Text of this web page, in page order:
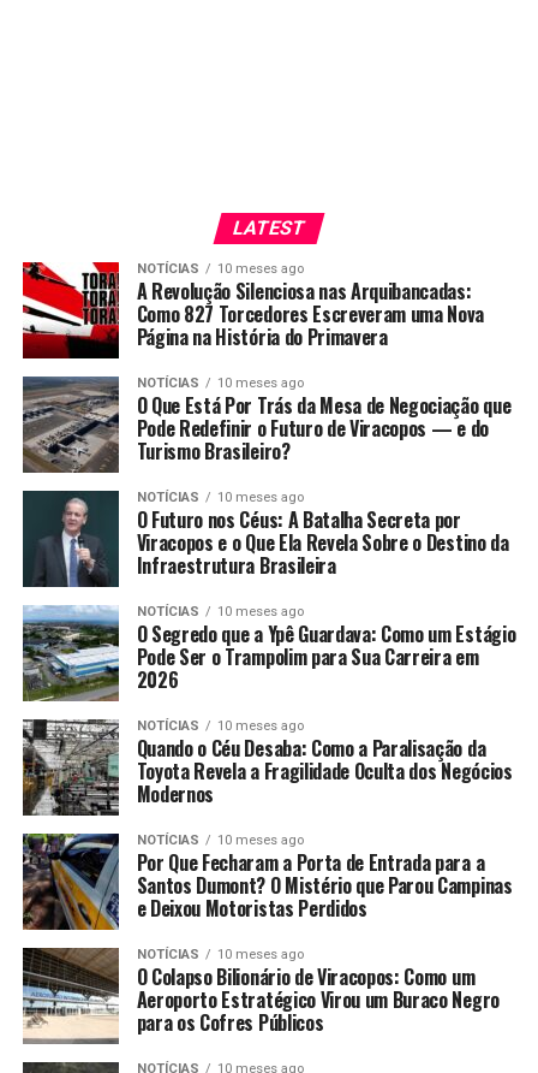
LATEST
NOTÍCIAS 10 meses ago
A Revolução Silenciosa nas Arquibancadas:
Como 827 Torcedores Escreveram uma Nova
Página na História do Primavera
NOTÍCIAS 10 meses ago
O Que Está Por Trás da Mesa de Negociação que
Pode Redefinir o Futuro de Viracopos — e do
Turismo Brasileiro?
NOTÍCIAS 10 meses ago
O Futuro nos Céus: A Batalha Secreta por
Viracopos e o Que Ela Revela Sobre o Destino da
Infraestrutura Brasileira
NOTÍCIAS 10 meses ago
O Segredo que a Ypê Guardava: Como um Estágio
Pode Ser o Trampolim para Sua Carreira em
2026
NOTÍCIAS 10 meses ago
Quando o Céu Desaba: Como a Paralisação da
Toyota Revela a Fragilidade Oculta dos Negócios
Modernos
NOTÍCIAS 10 meses ago
Por Que Fecharam a Porta de Entrada para a
Santos Dumont? O Mistério que Parou Campinas
e Deixou Motoristas Perdidos
NOTÍCIAS 10 meses ago
O Colapso Bilionário de Viracopos: Como um
Aeroporto Estratégico Virou um Buraco Negro
para os Cofres Públicos
NOTÍCIAS 10 meses ago